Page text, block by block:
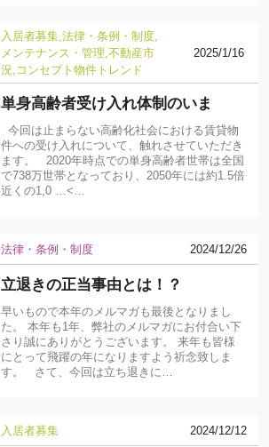
入居者募集 法律・条例・制度
メンテナンス・管理 不動産市
況 コンセプト物件 トレンド
2025/1/16
単身高齢者受け入れ体制のいま
今回は止まらない高齢化社会における賃貸物
件への受け入れについて、触れさせていただき
ます。 2020年時点での単身高齢者世帯は全国
で738万世帯となっており、2050年には約1.5倍
近くの1,0 …<…
法律・条例・制度 2024/12/26
立退きの正当事由とは！？
早いもので本年のメルマガも最後となりまし
た。 本年も1年、弊社のメルマガにお付合い下
さり誠にありがとうございます。 来年も皆様
にとって飛躍の年になりますよう祈念致しま
す。 さて、今回は立ち退きに…
入居者募集 2024/12/12